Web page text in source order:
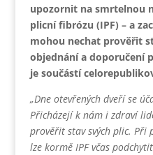
upozornit na smrtelnou
plicní fibrózu (IPF) – a
mohou nechat prověřit
objednání a doporučení
je součástí
„Dne otevřených dveří se
Přicházejí k nám i zdraví
prověřit stav svých plic. Při
lze kormě IPF včas